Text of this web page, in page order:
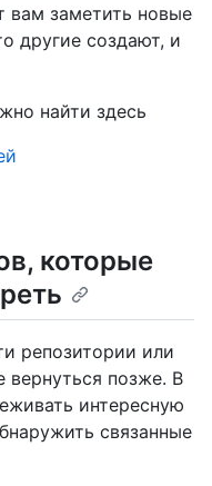
вам заметить новые
другие создают, и
найти здесь
которые
репозитории или
вернуться позже. В
интересную
связанные